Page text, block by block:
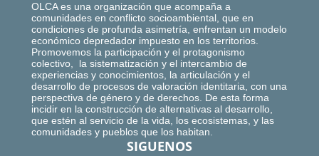
OLCA es una organización que acompaña a
comunidades en conflicto socioambiental, que en
condiciones de profunda asimetría, enfrentan un modelo
económico depredador impuesto en los territorios.
Promovemos la participación y el protagonismo
colectivo, la sistematización y el intercambio de
experiencias y conocimientos, la articulación y el
desarrollo de procesos de valoración identitaria, con una
perspectiva de género y de derechos. De esta forma
incidir en la construcción de alternativas al desarrollo,
que estén al servicio de la vida, los ecosistemas, y las
comunidades y pueblos que los habitan.
SIGUENOS